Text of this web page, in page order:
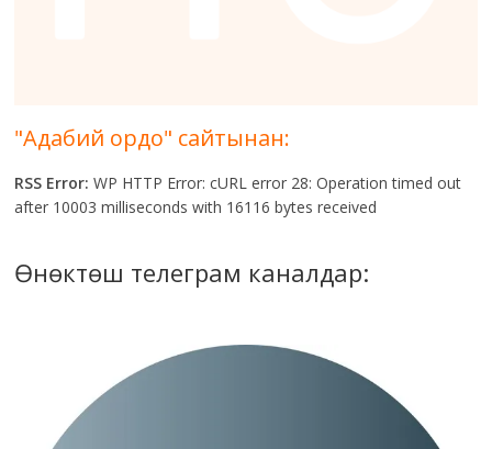
"Адабий ордо" сайтынан:
RSS Error: WP HTTP Error: cURL error 28: Operation timed out
after 10003 milliseconds with 16116 bytes received
Өнөктөш телеграм каналдар: